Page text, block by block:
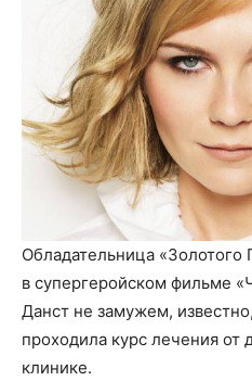
Обладательница «Золотого
в супергеройском фильме
Данст не замужем,
проходила курс лечения от
клинике.